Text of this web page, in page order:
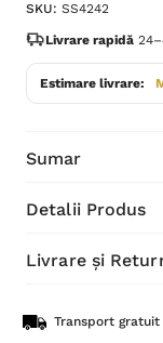
SKU: SS4242
Livrare rapidă
Estimare livrare:
Sumar
Detalii Produs
Livrare și
Transport